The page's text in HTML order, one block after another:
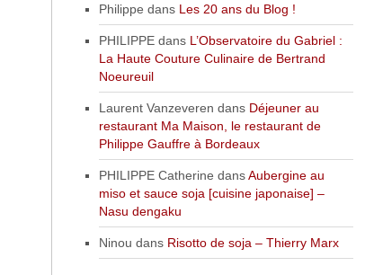
Philippe dans Les 20 ans du Blog !
PHILIPPEdans L’Observatoire du Gabriel :
La Haute Couture Culinaire de Bertrand
Noeureuil
Laurent Vanzeveren dans Déjeuner au
restaurant Ma Maison, le restaurant de
Philippe Gauffre à Bordeaux
PHILIPPE Catherine dansAubergine au
miso et sauce soja [cuisine japonaise] –
Nasu dengaku
Ninou dans Risotto de soja – Thierry Marx